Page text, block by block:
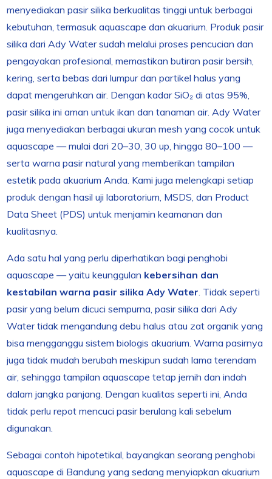
menyediakan pasir silika berkualitas tinggi untuk berbagai
kebutuhan, termasuk aquascape dan akuarium. Produk pasir
silika dari Ady Water sudah melalui proses pencucian dan
pengayakan profesional, memastikan butiran pasir bersih,
kering, serta bebas dari lumpur dan partikel halus yang
dapat mengeruhkan air. Dengan kadar SiO₂ di atas 95%,
pasir silika ini aman untuk ikan dan tanaman air. Ady Water
juga menyediakan berbagai ukuran mesh yang cocok untuk
aquascape — mulai dari 20–30, 30 up, hingga 80–100 —
serta warna pasir natural yang memberikan tampilan
estetik pada akuarium Anda. Kami juga melengkapi setiap
produk dengan hasil uji laboratorium, MSDS, dan Product
Data Sheet (PDS) untuk menjamin keamanan dan
kualitasnya.
Ada satu hal yang perlu diperhatikan bagi penghobi
aquascape — yaitu keunggulan kebersihan dan
kestabilan warna pasir silika Ady Water. Tidak seperti
pasir yang belum dicuci sempurna, pasir silika dari Ady
Water tidak mengandung debu halus atau zat organik yang
bisa mengganggu sistem biologis akuarium. Warna pasirnya
juga tidak mudah berubah meskipun sudah lama terendam
air, sehingga tampilan aquascape tetap jernih dan indah
dalam jangka panjang. Dengan kualitas seperti ini, Anda
tidak perlu repot mencuci pasir berulang kali sebelum
digunakan.
Sebagai contoh hipotetikal, bayangkan seorang penghobi
aquascape di Bandung yang sedang menyiapkan akuarium